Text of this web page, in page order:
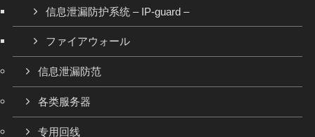
信息泄漏防护系统 – IP-guard –
ファイアウォール
信息泄漏防范
各类服务器
专用回线